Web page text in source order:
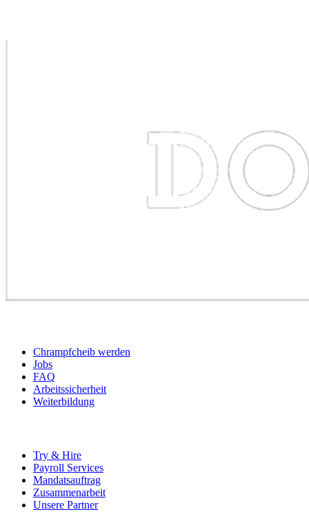
Chrampfcheib werden
Jobs
FAQ
Arbeitssicherheit
Weiterbildung
Try & Hire
Payroll Services
Mandatsauftrag
Zusammenarbeit
Unsere Partner